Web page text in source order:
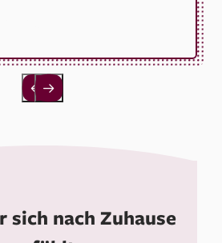
sich nach Zuhause